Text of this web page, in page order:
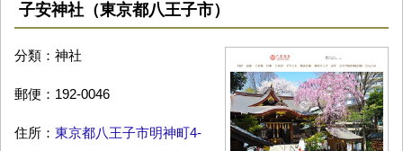
子安神社（東京都八王子市）
分類：神社
郵便：192-0046
住所： 東京都八王子市明神町4-